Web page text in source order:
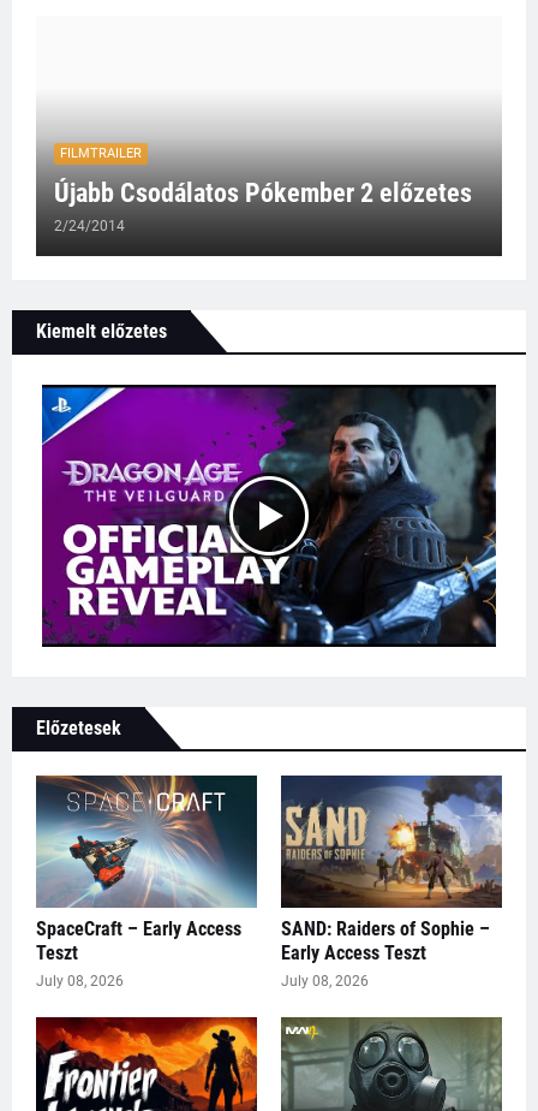
FILMTRAILER
Újabb Csodálatos Pókember 2 előzetes
2/24/2014
Kiemelt előzetes
Előzetesek
SpaceCraft – Early Access
Teszt
July 08, 2026
SAND: Raiders of Sophie –
Early Access Teszt
July 08, 2026